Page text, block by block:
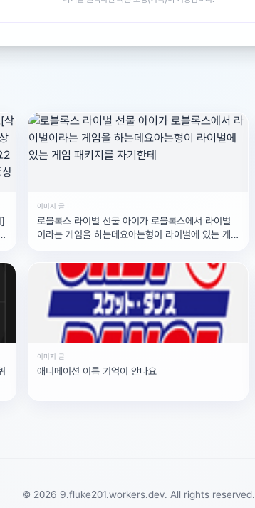
]
이미지 글
로블록스 라이벌 선물 아이가 로블록스에서 라이벌
이라는 게임을 하는데요아는형이 라이벌에 있는 게
이미지 글
애니메이션 이름 기억이 안나요
© 2026 9.fluke201.workers.dev. All rights reserved.